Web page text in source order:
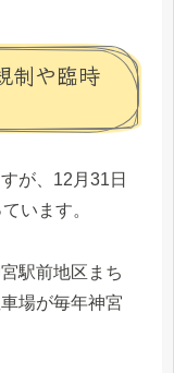
制や臨時
が、12月31日
います。
駅前地区まち
場が毎年神宮